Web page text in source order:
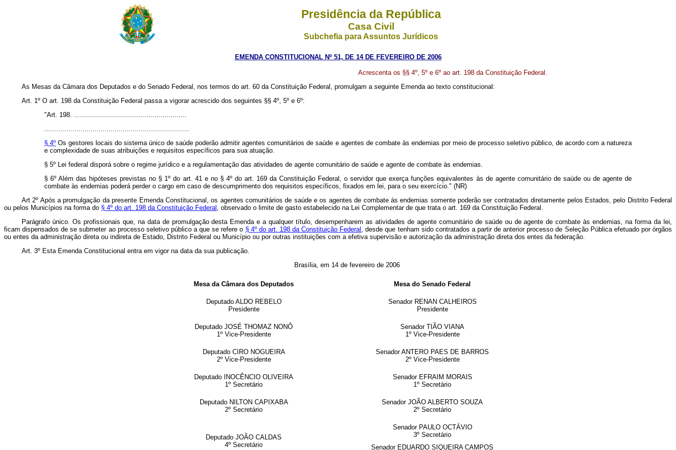
Presidência da República
Casa Civil
Subchefia para Assuntos Jurídicos
EMENDA CONSTITUCIONAL Nº 51, DE 14 DE FEVEREIRO DE 2006
Acrescenta os §§ 4º, 5º e 6º ao art. 198 da Constituição Federal.
As Mesas da Câmara dos Deputados e do Senado Federal, nos termos do art. 60 da Constituição Federal, promulgam a seguinte Emenda ao texto constitucional:
Art. 1º O art. 198 da Constituição Federal passa a vigorar acrescido dos seguintes §§ 4º, 5º e 6º:
"Art. 198. ........................................................
........................................................................
§ 4º Os gestores locais do sistema único de saúde poderão admitir agentes comunitários de saúde e agentes de combate às endemias por meio de processo seletivo público, de acordo com a natureza
e complexidade de suas atribuições e requisitos específicos para sua atuação.
§ 5º Lei federal disporá sobre o regime jurídico e a regulamentação das atividades de agente comunitário de saúde e agente de combate às endemias.
§ 6º Além das hipóteses previstas no § 1º do art. 41 e no § 4º do art. 169 da Constituição Federal, o servidor que exerça funções equivalentes às de agente comunitário de saúde ou de agente de
combate às endemias poderá perder o cargo em caso de descumprimento dos requisitos específicos, fixados em lei, para o seu exercício." (NR)
Art 2º Após a promulgação da presente Emenda Constitucional, os agentes comunitários de saúde e os agentes de combate às endemias somente poderão ser contratados diretamente pelos Estados, pelo Distrito Federal
ou pelos Municípios na forma do § 4º do art. 198 da Constituição Federal , observado o limite de gasto estabelecido na Lei Complementar de que trata o art. 169 da Constituição Federal.
Parágrafo único. Os profissionais que, na data de promulgação desta Emenda e a qualquer título, desempenharem as atividades de agente comunitário de saúde ou de agente de combate às endemias, na forma da lei,
ficam dispensados de se submeter ao processo seletivo público a que se refere o § 4º do art. 198 da Constituição Federal , desde que tenham sido contratados a partir de anterior processo de Seleção Pública efetuado por órgãos
ou entes da administração direta ou indireta de Estado, Distrito Federal ou Município ou por outras instituições com a efetiva supervisão e autorização da administração direta dos entes da federação.
Art. 3º Esta Emenda Constitucional entra em vigor na data da sua publicação.
Brasília, em 14 de fevereiro de 2006
Mesa da Câmara dos Deputados Mesa do Senado Federal
Deputado ALDO REBELO
Presidente
Senador RENAN CALHEIROS
Presidente
Deputado JOSÉ THOMAZ NONÔ
1º Vice-Presidente
Senador TIÃO VIANA
1º Vice-Presidente
Deputado CIRO NOGUEIRA
2º Vice-Presidente
Senador ANTERO PAES DE BARROS
2º Vice-Presidente
Deputado INOCÊNCIO OLIVEIRA
1º Secretário
Senador EFRAIM MORAIS
1º Secretário
Deputado NILTON CAPIXABA
2º Secretário
Senador JOÃO ALBERTO SOUZA
2º Secretário
Deputado JOÃO CALDAS
4º Secretário
Senador PAULO OCTÁVIO
3º Secretário
Senador EDUARDO SIQUEIRA CAMPOS